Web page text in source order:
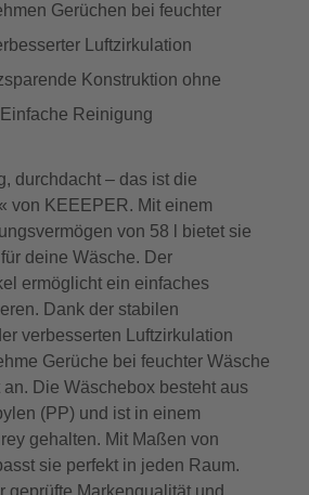
Gerüchen bei feuchter
Luftzirkulation
Konstruktion ohne
Reinigung
durchdacht – das ist die
von KEEEPER. Mit einem
von 58 l bietet sie
deine Wäsche. Der
ermöglicht ein einfaches
Dank der stabilen
verbesserten Luftzirkulation
Gerüche bei feuchter Wäsche
Die Wäschebox besteht aus
(PP) und ist in einem
gehalten. Mit Maßen von
sie perfekt in jeden Raum.
geprüfte Markenqualität und